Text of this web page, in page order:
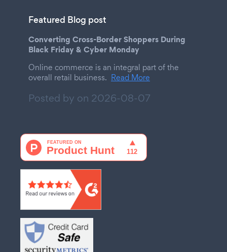
Featured Blog post
Converting Cross-Border Shoppers During
Black Friday & Cyber Monday
Online commerce is an integral part of the
overall retail business. Read More
Posted by on 2026-08-07